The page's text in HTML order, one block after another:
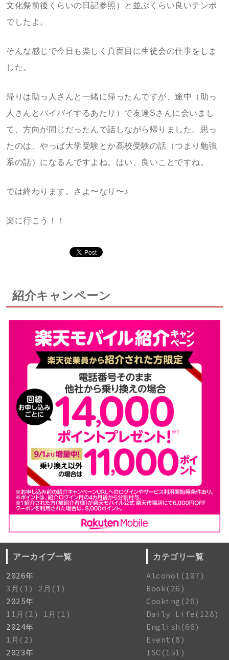
文化祭前後くらいの日記参照）と並ぶくらい良いテンポ
でしたよ。
そんな感じで今日も楽しく真面目に生徒会の仕事をしま
した。
帰りは助っ人さんと一緒に帰ったんですが、途中（助っ
人さんとバイバイするあたり）で友達Sさんに会いまし
て、方向が同じだったんで話しながら帰りました。思っ
たのは、やっぱ大学受験とか高校受験の話（つまり勉強
系の話）になるんですよね。はい、良いことですね。
では終わります。さよ〜なり〜♪
楽に行こう！！
紹介キャンペーン
アーカイブ一覧
2026年
3月(1)
2月(1)
2025年
11月(2)
1月(1)
2024年
1月(2)
2023年
カテゴリ一覧
Alcohol(107)
Book(26)
Cooking(26)
Daily Life(128)
English(66)
Event(8)
ISC(151)